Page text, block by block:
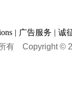
| 广告服务 | 诚
有 Copyright ©